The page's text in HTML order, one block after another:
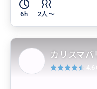
6h 2人〜
カリスマバ
4.6